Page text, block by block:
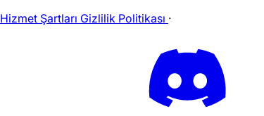
Hizmet Şartları Gizlilik Politikası ·